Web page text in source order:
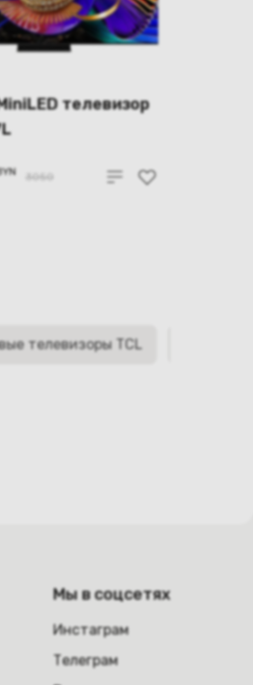
телевизор
3050
телевизоры TCL
Мы в соцсетях
Инстаграм
Телеграм